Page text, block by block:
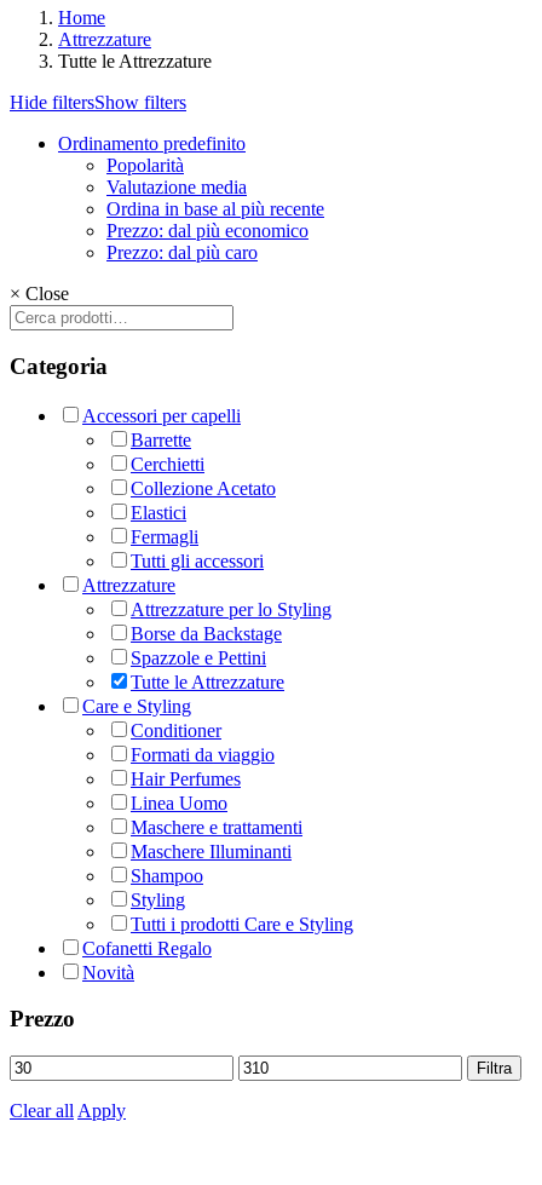
Home
Attrezzature
Tutte le Attrezzature
Hide filtersShow filters
Ordinamento predefinito
Popolarità
Valutazione media
Ordina in base al più recente
Prezzo: dal più economico
Prezzo: dal più caro
× Close
Cerca:
Categoria
Accessori per capelli
Barrette
Cerchietti
Collezione Acetato
Elastici
Fermagli
Tutti gli accessori
Attrezzature
Attrezzature per lo Styling
Borse da Backstage
Spazzole e Pettini
Tutte le Attrezzature
Care e Styling
Conditioner
Formati da viaggio
Hair Perfumes
Linea Uomo
Maschere e trattamenti
Maschere Illuminanti
Shampoo
Styling
Tutti i prodotti Care e Styling
Cofanetti Regalo
Novità
Prezzo
Prezzo
Min
Prezzo
Max
Filtra
Clear all Apply